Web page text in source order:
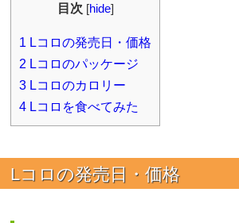
目次 [hide]
1 Lコロの発売日・価格
2 Lコロのパッケージ
3 Lコロのカロリー
4 Lコロを食べてみた
Lコロの発売日・価格